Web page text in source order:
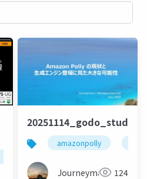
amazonpolly
Journeyman 124